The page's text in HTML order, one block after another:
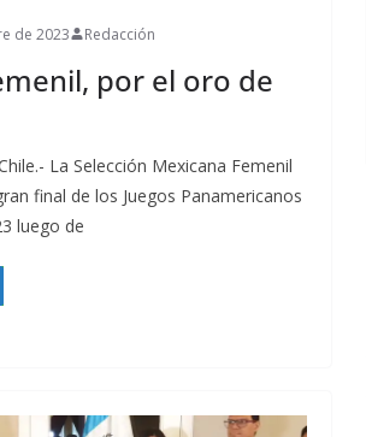
de 2023 Redacción
por el oro de
La Selección Mexicana Femenil
final de los Juegos Panamericanos
luego de